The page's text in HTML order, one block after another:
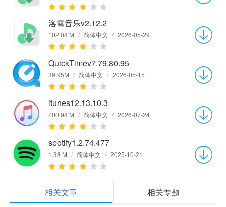
洛雪音乐v2.12.2
102.08 M / 简体中文 / 2026-05-29
QuickTimev7.79.80.95
39.95M / 简体中文 / 2026-05-15
itunes12.13.10.3
200.98 M / 简体中文 / 2026-07-24
spotify1.2.74.477
1.38 M / 简体中文 / 2025-10-21
相关文章 相关专题